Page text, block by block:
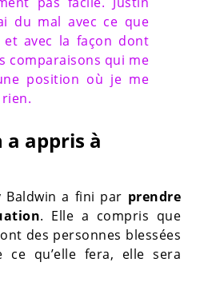
du mal avec ce que
et avec la façon dont
comparaisons qui me
position où je me
a appris à
Baldwin a fini par prendre
. Elle a compris que
des personnes blessées
qu’elle fera, elle sera